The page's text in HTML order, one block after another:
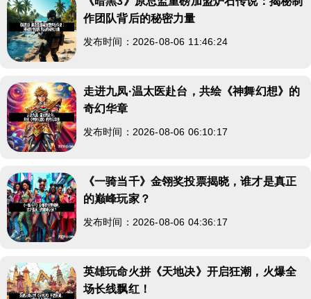
作团队背后的秘密力量
发布时间：2026-08-06 11:46:24
走进九凤·温太医赴台，共绘《神舞幻想》的
奇幻华章
发布时间：2026-08-06 06:10:17
《一骑当千》金翎奖投票揭晓，谁才是真正
的巅峰玩家？
发布时间：2026-08-06 04:36:17
英雄玩命火拼《天地决》开启狂潮，火爆全
场长线飘红！